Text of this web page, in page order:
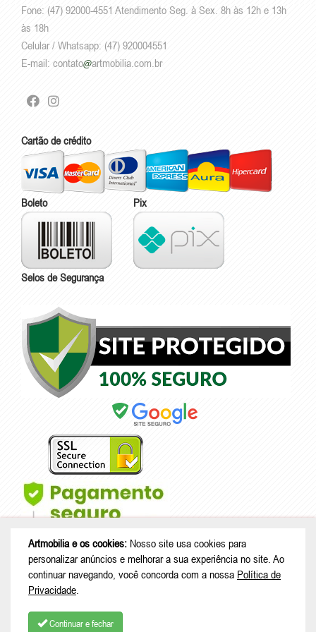
Fone: (47) 92000-4551 Atendimento Seg. à Sex. 8h às 12h e 13h
às 18h
Celular / Whatsapp: (47) 920004551
E-mail: contato artmobilia.com.br
Cartão de crédito
Boleto Pix
Selos de Segurança
Treml, 343 casa A23 - sala 2 - Schramm - São Bento do Sul - SC |
Artmobilia e os cookies: Nosso site usa cookies para
personalizar anúncios e melhorar a sua experiência no site. Ao
continuar navegando, você concorda com a nossa Política de
Privacidade
Continuar e fechar